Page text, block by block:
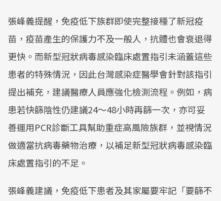
張峰義提醒，免疫低下族群即使完整接種了新冠疫
苗，疫苗產生的保護力不及一般人，抗體也會衰退得
更快。而新型冠狀病毒感染臨床處置指引未涵蓋這些
患者的特殊情況，因此台灣感染症醫學會針對該指引
提出補充，建議醫療人員應強化檢測流程。例如，病
患若快篩陰性仍建議24～48小時再篩一次，亦可妥
善運用PCR診斷工具幫助重症高風險族群，並視情況
做適當抗病毒藥物治療，以補足新型冠狀病毒感染臨
床處置指引的不足。
張峰義建議，免疫低下患者及其家屬要牢記「要篩不